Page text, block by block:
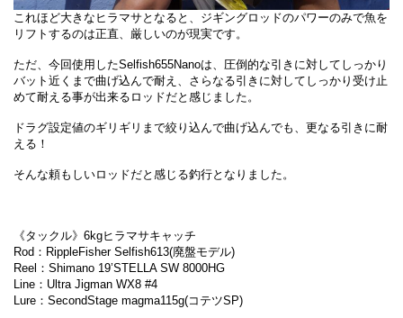
これほど大きなヒラマサとなると、ジギングロッドのパワーのみで魚を
リフトするのは正直、厳しいのが現実です。
ただ、今回使用したSelfish655Nanoは、圧倒的な引きに対してしっかり
バット近くまで曲げ込んで耐え、さらなる引きに対してしっかり受け止
めて耐える事が出来るロッドだと感じました。
ドラグ設定値のギリギリまで絞り込んで曲げ込んでも、更なる引きに耐
える！
そんな頼もしいロッドだと感じる釣行となりました。
《タックル》6kgヒラマサキャッチ
Rod：RippleFisher Selfish613(廃盤モデル)
Reel：Shimano 19’STELLA SW 8000HG
Line：Ultra Jigman WX8 #4
Lure：SecondStage magma115g(コテツSP)